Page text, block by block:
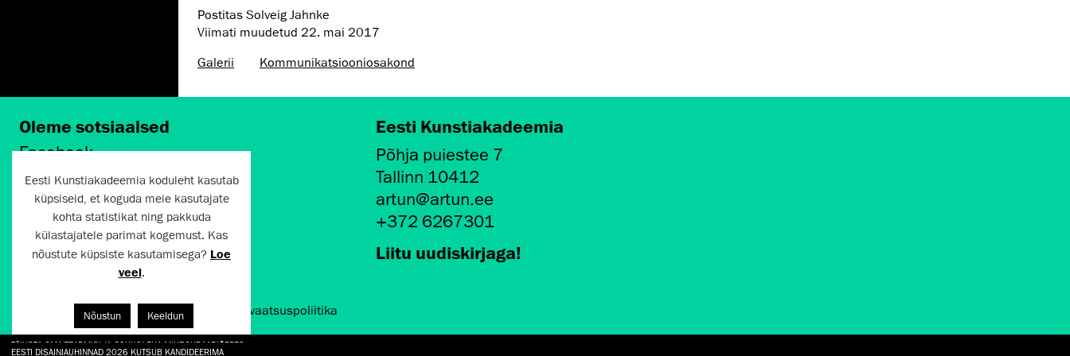
EESTI DISAINIAUHINNAD 2026 KUTSUB KANDIDEERIMA
Postitas Solveig Jahnke
Viimati muudetud 22. mai 2017
Galerii
Kommunikatsiooniosakond
Oleme sotsiaalsed
Facebook
Twitter
LinkedIn
Flickr
Vimeo
YouTube
Eesti Kunstiakadeemia
Põhja puiestee 7
Tallinn 10412
artun@artun.ee
+372 6267301
Liitu uudiskirjaga!
Artun.ee 2024 Kasutustingimused ja privaatsuspoliitika
Eesti Kunstiakadeemia koduleht kasutab
küpsiseid, et koguda meie kasutajate
kohta statistikat ning pakkuda
külastajatele parimat kogemust. Kas
nõustute küpsiste kasutamisega? Loe
veel.
Nõustun Keeldun